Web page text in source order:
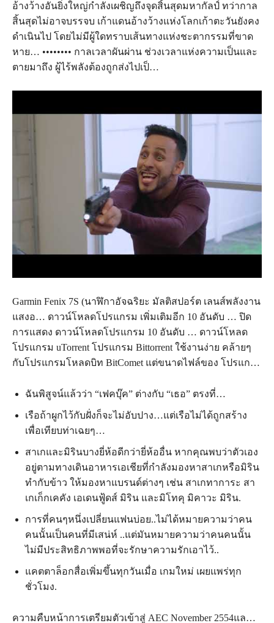
อ้างว้างอันยิ่งใหญ่กำลังเผชิญถึงจุดสิ้นสุดมหากัลป์ ทว่ากาล
สิ้นสุดไม่อาจบรรจบ เก้าแดนอ้างว้างแห่งโลกเก้าตะวันยังคง
ดำเนินไป โดยไม่มีผู้ใดทราบเส้นทางแห่งชะตากรรมที่ขาด
หาย… •••••••• กาลเวลาผันผ่าน ช่วงเวลาแห่งความเป็นและ
ตายมาถึง ผู้ไร้พลังต้องถูกส่งไปเป็…
Garmin Fenix 7S (นาฬิกาอัจฉริยะ มัลติสปอร์ต เลนส์พลังงาน
แสงอ… ดาวน์โหลดโปรแกรม เพิ่มเติมอีก 10 อันดับ … ปิด
การแสดง ดาวน์โหลดโปรแกรม 10 อันดับ … ดาวน์โหลด
โปรแกรม uTorrent โปรแกรม Bittorrent ใช้งานง่าย คล้ายๆ
กับโปรแกรมโหลดบิท BitComet แต่ขนาดไฟล์ของ โปรแก…
ฉันพิสูจน์แล้วว่า “เฟคบุ๊ค” ต่างกับ “เธอ” ตรงที่…
เรือถ้าผูกไว้กับฝั่งก็จะไม่อับปาง…แต่เรือไม่ได้ถูกสร้าง
เพื่อเทียบท่าเฉยๆ…
สาเกและมิรินบางยี่ห้อดีกว่ายี่ห้ออื่น หากคุณพบว่าตัวเอง
อยู่ตามทางเดินอาหารเอเชียที่กำลังมองหาสาเกหรือมิริน
ทำกับข้าว ให้มองหาแบรนด์ต่างๆ เช่น สาเกทาการะ สา
เกเก็กเคคัง เอเดนฟู้ดส์ มิริน และมิโทคุ มิคาวะ มิริน.
การที่คนๆหนึ่งเปลี่ยนแฟนบ่อย..ไม่ได้หมายความว่าคน
คนนั้นเป็นคนที่มีเสน่ห์ ..แต่มันหมายความว่าคนคนนั้น
ไม่มีประสิทธิภาพพอที่จะรักษาความรักเอาไว้..
แคตตาล็อกสื่อเพิ่มขึ้นทุกวันเมื่อ เกมใหม่ เผยแพร่ทุก
ชั่วโมง.
ความคืบหน้าการเตรียมตัวเข้าสู่ AEC November 2554แล…